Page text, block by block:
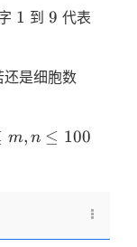
1
1 到 9
9 代表
还是细胞数
m, n ≤ 100